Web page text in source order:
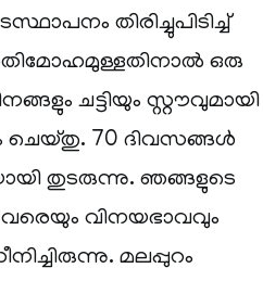
തിരിച്ചുപിടിച്ച്
ഒരു
ചട്ടിയും സ്റ്റൗവുമായി
ചെയ്തു. 70 ദിവസങ്ങള്‍
തുടരുന്നു. ഞങ്ങളുടെ
വരെയും വിനയഭാവവും
മലപ്പുറം